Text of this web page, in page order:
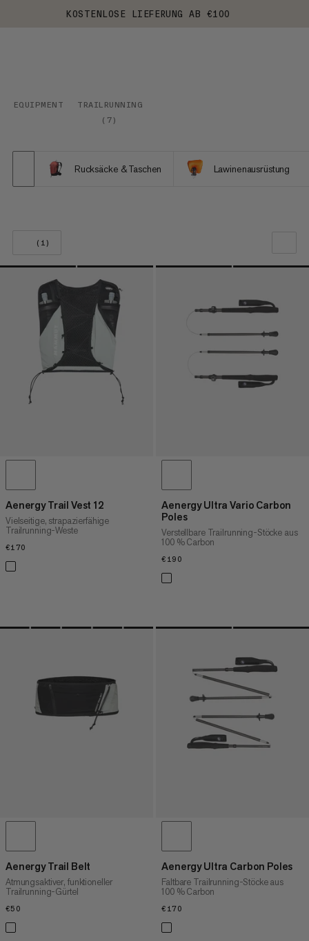
KOSTENLOSE LIEFERUNG AB €100
EQUIPMENT
TRAILRUNNING
( 7)
Rucksäcke & Taschen Lawinenausrüstung
(1)
UNSERE EMPFEHLUNG
NIEDRIGSTER PREIS
Aenergy Trail Vest 12
Vielseitige, strapazierfähige
Trailrunning-Weste
€170
Aenergy Ultra Vario Carbon
Poles
Verstellbare Trailrunning-Stöcke aus
100 % Carbon
€190
Aenergy Trail Belt
Atmungsaktiver, funktioneller
Trailrunning-Gürtel
€50
Aenergy Ultra Carbon Poles
Faltbare Trailrunning-Stöcke aus
100 % Carbon
€170